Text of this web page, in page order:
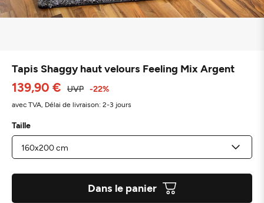
Tapis Shaggy haut velours Feeling Mix Argent
139,90 € UVP -22%
avec TVA, Délai de livraison: 2-3 jours
Taille
Dans le panier